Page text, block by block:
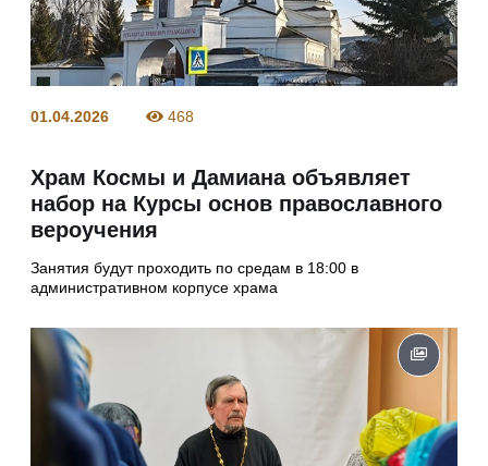
01.04.2026 468
Храм Космы и Дамиана объявляет
набор на Курсы основ православного
вероучения
Занятия будут проходить по средам в 18:00 в
административном корпусе храма